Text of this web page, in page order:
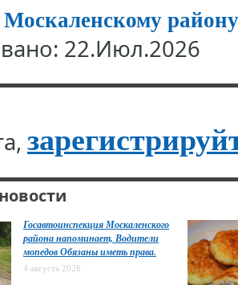
22.Июл.2026
Госавтоинспекция Москаленского
района напоминает, Водители
мопедов Обязаны иметь права.
4 августа 2026